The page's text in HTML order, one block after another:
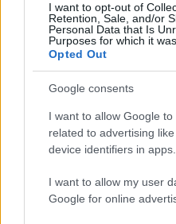
I want to opt-out of
Retention, Sale, and/or
Personal Data that Is
Purposes for which it
Opted Out
Google consents
I want to allow Google
related to advertising
device identifiers in apps.
I want to allow my user
Google for online
Don Antonio Mazzi: